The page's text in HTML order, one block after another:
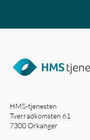
HMS-tjenesten
Tverradkomsten 61
7300 Orkanger